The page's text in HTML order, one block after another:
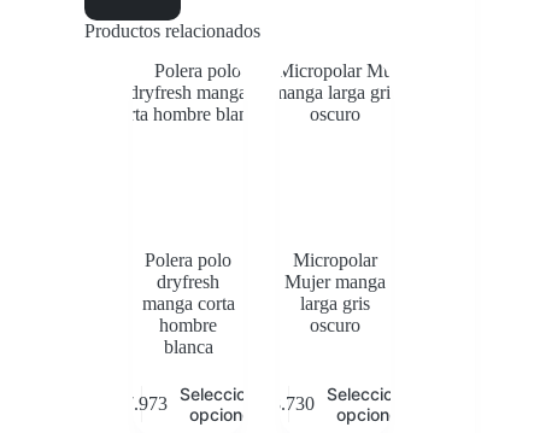
Productos relacionados
Polera polo
dryfresh
manga corta
hombre
blanca
7.973 Seleccionar
opciones
producto
Micropolar
Mujer manga
larga gris
oscuro
8.730 Seleccionar
opciones
producto